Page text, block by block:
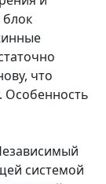
что
Особенность
системой